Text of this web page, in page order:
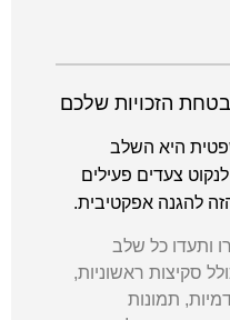
הזכויות שלכם
היא השלב
צעדים פעילים
להגנה אפקטיבית.
ותעדו כל שלב
סקיצות ראשוניות,
תמונות